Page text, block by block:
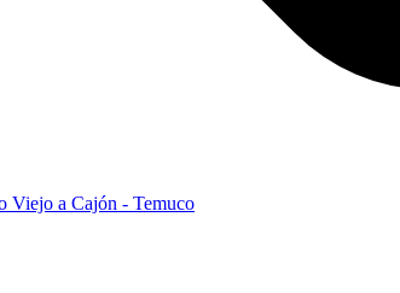
Viejo a Cajón - Temuco